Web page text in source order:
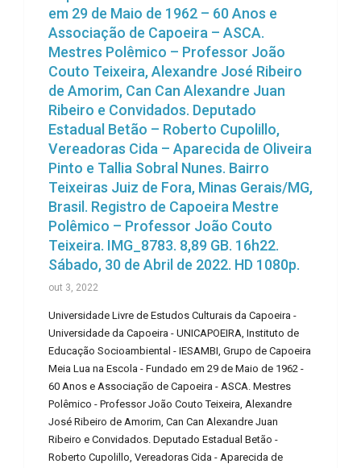
em 29 de Maio de 1962 – 60 Anos e
Associação de Capoeira – ASCA.
Mestres Polêmico – Professor João
Couto Teixeira, Alexandre José Ribeiro
de Amorim, Can Can Alexandre Juan
Ribeiro e Convidados. Deputado
Estadual Betão – Roberto Cupolillo,
Vereadoras Cida – Aparecida de Oliveira
Pinto e Tallia Sobral Nunes. Bairro
Teixeiras Juiz de Fora, Minas Gerais/MG,
Brasil. Registro de Capoeira Mestre
Polêmico – Professor João Couto
Teixeira. IMG_8783. 8,89 GB. 16h22.
Sábado, 30 de Abril de 2022. HD 1080p.
out 3, 2022
Universidade Livre de Estudos Culturais da Capoeira -
Universidade da Capoeira - UNICAPOEIRA, Instituto de
Educação Socioambiental - IESAMBI, Grupo de Capoeira
Meia Lua na Escola - Fundado em 29 de Maio de 1962 -
60 Anos e Associação de Capoeira - ASCA. Mestres
Polêmico - Professor João Couto Teixeira, Alexandre
José Ribeiro de Amorim, Can Can Alexandre Juan
Ribeiro e Convidados. Deputado Estadual Betão -
Roberto Cupolillo, Vereadoras Cida - Aparecida de